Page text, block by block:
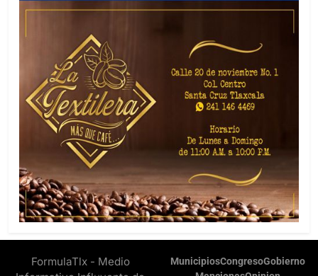
FormulaTlx - Medio
MunicipiosCongresoGobierno